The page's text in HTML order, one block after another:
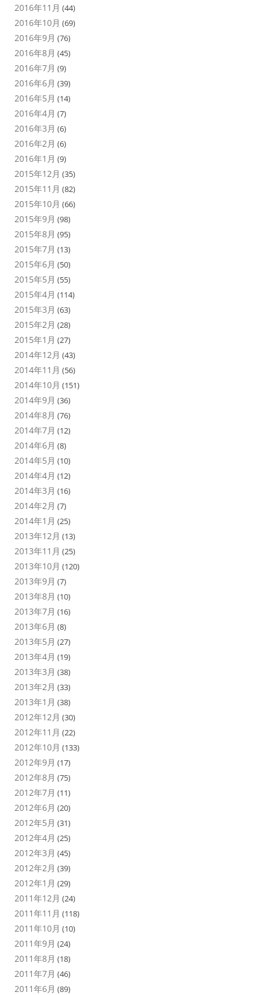
2016年11月 (44)
2016年10月 (69)
2016年9月 (76)
2016年8月 (45)
2016年7月 (9)
2016年6月 (39)
2016年5月 (14)
2016年4月 (7)
2016年3月 (6)
2016年2月 (6)
2016年1月 (9)
2015年12月 (35)
2015年11月 (82)
2015年10月 (66)
2015年9月 (98)
2015年8月 (95)
2015年7月 (13)
2015年6月 (50)
2015年5月 (55)
2015年4月 (114)
2015年3月 (63)
2015年2月 (28)
2015年1月 (27)
2014年12月 (43)
2014年11月 (56)
2014年10月 (151)
2014年9月 (36)
2014年8月 (76)
2014年7月 (12)
2014年6月 (8)
2014年5月 (10)
2014年4月 (12)
2014年3月 (16)
2014年2月 (7)
2014年1月 (25)
2013年12月 (13)
2013年11月 (25)
2013年10月 (120)
2013年9月 (7)
2013年8月 (10)
2013年7月 (16)
2013年6月 (8)
2013年5月 (27)
2013年4月 (19)
2013年3月 (38)
2013年2月 (33)
2013年1月 (38)
2012年12月 (30)
2012年11月 (22)
2012年10月 (133)
2012年9月 (17)
2012年8月 (75)
2012年7月 (11)
2012年6月 (20)
2012年5月 (31)
2012年4月 (25)
2012年3月 (45)
2012年2月 (39)
2012年1月 (29)
2011年12月 (24)
2011年11月 (118)
2011年10月 (10)
2011年9月 (24)
2011年8月 (18)
2011年7月 (46)
2011年6月 (89)